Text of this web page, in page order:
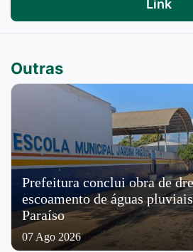
Link
Outras
Prefeitura conclui obra de
escoamento de águas
Paraíso
07 Ago 2026